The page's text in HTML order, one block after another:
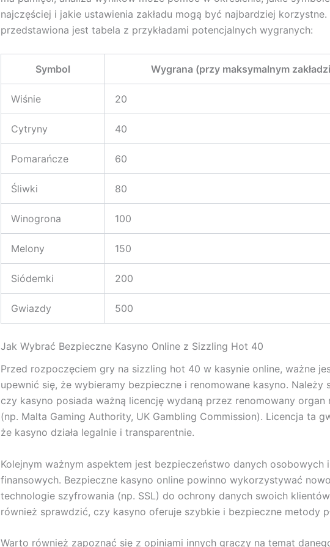
najczęściej i jakie ustawienia zakładu mogą być najbardziej korzystne.
przedstawiona jest tabela z przykładami potencjalnych wygranych:
Symbol Wygrana (przy maksymalnym
Wiśnie 20
Cytryny 40
Pomarańcze 60
Śliwki 80
Winogrona 100
Melony 150
Siódemki 200
Gwiazdy 500
Jak Wybrać Bezpieczne Kasyno Online z Sizzling Hot 40
Przed rozpoczęciem gry na sizzling hot 40 w kasynie online, ważne
upewnić się, że wybieramy bezpieczne i renomowane kasyno. Należy
czy kasyno posiada ważną licencję wydaną przez renomowany organ
(np. Malta Gaming Authority, UK Gambling Commission). Licencja ta
że kasyno działa legalnie i transparentnie.
Kolejnym ważnym aspektem jest bezpieczeństwo danych osobowych i
finansowych. Bezpieczne kasyno online powinno wykorzystywać
technologie szyfrowania (np. SSL) do ochrony danych swoich
również sprawdzić, czy kasyno oferuje szybkie i bezpieczne metody
Warto również zapoznać się z opiniami innych graczy na temat